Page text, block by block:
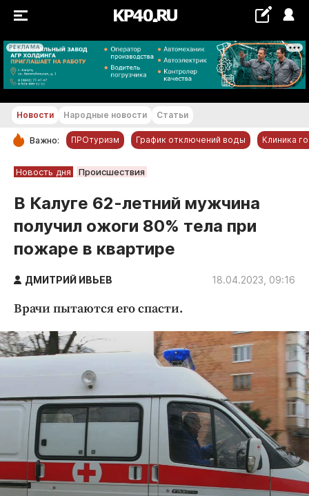
РЕКЛАМА
+21...+22 °С
РУБРИКИ
Новости компаний
Статьи
Народные новости
Авто и транспорт
Культура
Недвижимость и ЖКХ
Образование
Общество
Погода
Праздники
Происшествия
Спорт
Новости Народные новости Статьи
Важно: ПРОтуризм График отключений воды Клиника
Новость дня Происшествия
В Калуге 62-летний мужчина
получил ожоги 80% тела при
пожаре в квартире
ДМИТРИЙ ИВЬЕВ 18.04.2023, 09:16
Врачи пытаются его спасти.